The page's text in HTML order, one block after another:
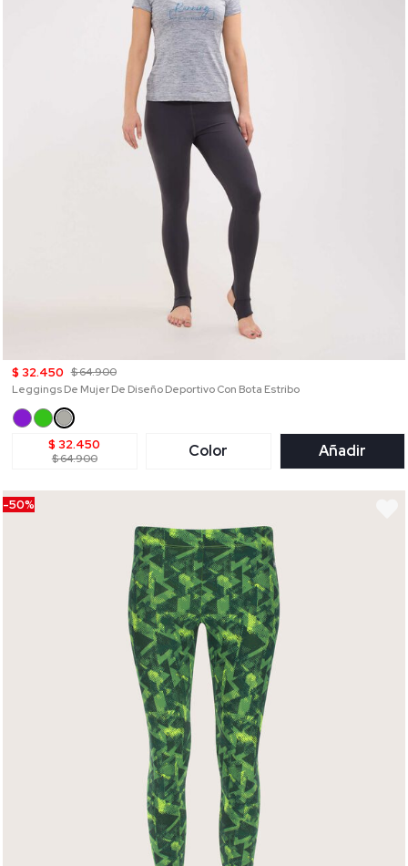
$ 32.450 $ 64.900
Leggings De Mujer De Diseño Deportivo Con Bota Estribo
$ 32.450
$ 64.900 Color Añadir
-50%